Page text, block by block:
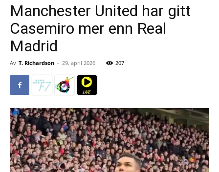
Manchester United har gitt
Casemiro mer enn Real
Madrid
Av T. Richardson - 29. april 2026 207